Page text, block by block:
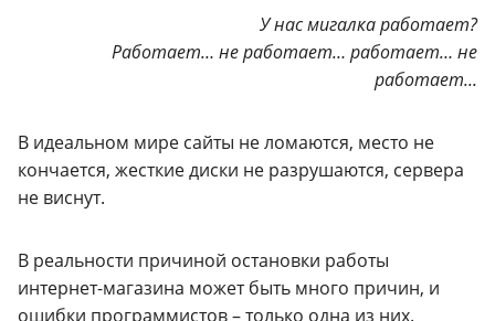
У нас мигалка работает?
Работает… не работает… работает… не
работает...
В идеальном мире сайты не ломаются, место не
кончается, жесткие диски не разрушаются, сервера
не виснут.
В реальности причиной остановки работы
интернет-магазина может быть много причин, и
ошибки программистов – только одна из них.